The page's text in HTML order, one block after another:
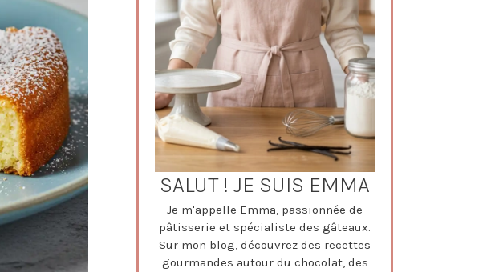
SALUT ! JE SUIS EMMA
Je m'appelle Emma, passionnée de
pâtisserie et spécialiste des gâteaux.
Sur mon blog, découvrez des recettes
gourmandes autour du chocolat, des